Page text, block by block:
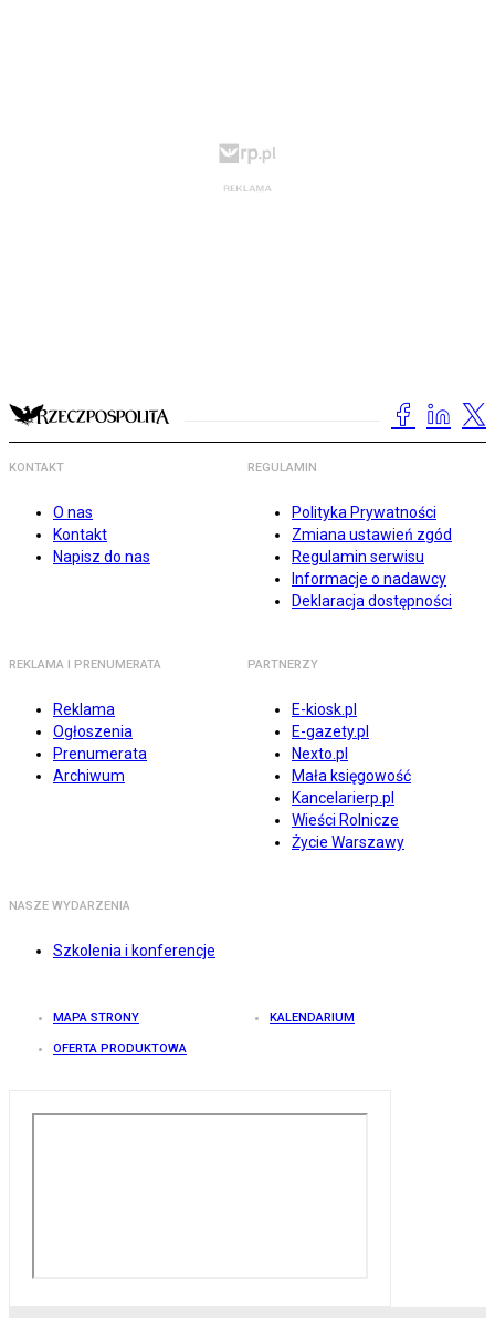
KONTAKT
O nas
Kontakt
Napisz do nas
REGULAMIN
Polityka Prywatności
Zmiana ustawień zgód
Regulamin serwisu
Informacje o nadawcy
Deklaracja dostępności
REKLAMA I PRENUMERATA
Reklama
Ogłoszenia
Prenumerata
Archiwum
PARTNERZY
E-kiosk.pl
E-gazety.pl
Nexto.pl
Mała księgowość
Kancelarierp.pl
Wieści Rolnicze
Życie Warszawy
NASZE WYDARZENIA
Szkolenia i konferencje
MAPA STRONY KALENDARIUM
OFERTA PRODUKTOWA